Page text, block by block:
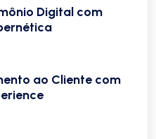
Digital com
ao Cliente com